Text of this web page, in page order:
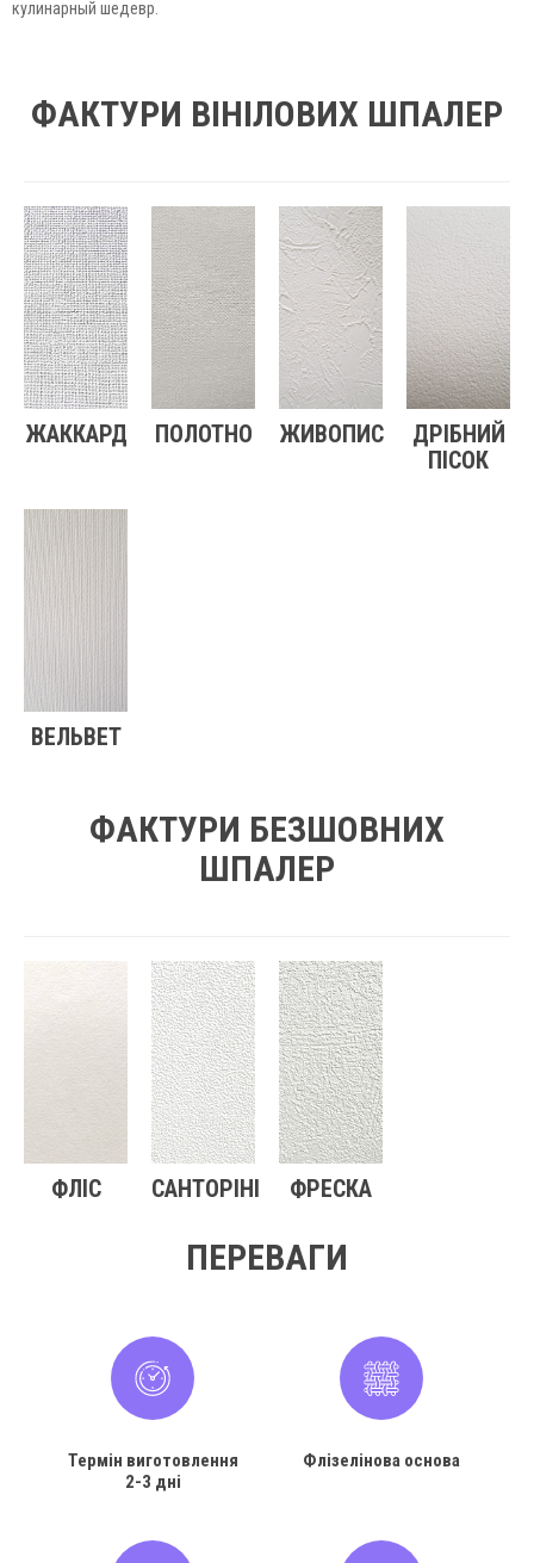
кулинарный шедевр.
ФАКТУРИ ВІНІЛОВИХ ШПАЛЕР
ЖАККАРД ПОЛОТНО ЖИВОПИС
ДРІБНИЙ
ПІСОК
ВЕЛЬВЕТ
ФАКТУРИ БЕЗШОВНИХ
ШПАЛЕР
ФЛІС САНТОРІНІ ФРЕСКА
ПЕРЕВАГИ
Термін виготовлення
2-3 дні
Флізелінова основа